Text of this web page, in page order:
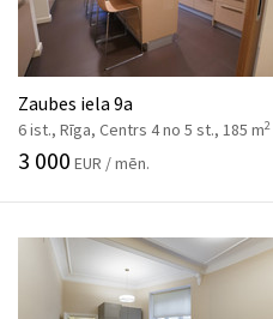
Zaubes iela 9a
6 ist., Rīga, Centrs 4 no 5 st., 185 m2
3 000 EUR / mēn.